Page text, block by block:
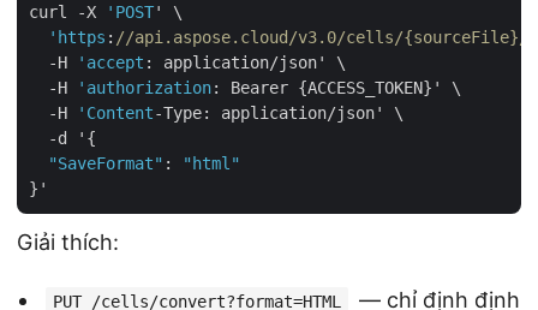
curl -X 'POST' \
'https : //api.aspose.cloud/v3.0/cells/{sourceFile}/
  -H
'accept : application/json' \
  -H
'authorization: Bearer {ACCESS_TOKEN}' \
  -H
'Content-Type: application/json' \
  -d '{
"SaveFormat" :
"html"
Giải thích:
PUT /cells/convert?format=HTML
— chỉ định định